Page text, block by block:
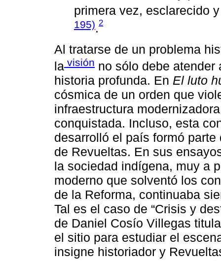
primera vez, esclarecido
195).2
Al tratarse de un problema
la visión no sólo debe atender
historia profunda. En El luto
cósmica de un orden que
infraestructura
conquistada. Incluso, esta
desarrolló el país formó
de Revueltas. En sus
la sociedad indígena, muy a
moderno que solventó los
de la Reforma, continuaba
Tal es el caso de “Crisis y
de Daniel Cosío Villegas
el sitio para estudiar el
insigne historiador y